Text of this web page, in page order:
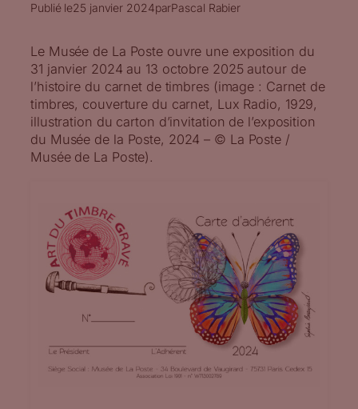
Publié le25 janvier 2024parPascal Rabier
Le Musée de La Poste ouvre une exposition du
31 janvier 2024 au 13 octobre 2025 autour de
l’histoire du carnet de timbres (image : Carnet de
timbres, couverture du carnet, Lux Radio, 1929,
illustration du carton d’invitation de l’exposition
du Musée de la Poste, 2024 – © La Poste /
Musée de La Poste).